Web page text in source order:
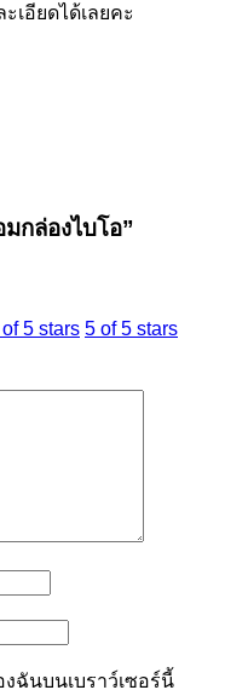
เอียดได้เลยคะ
กล่องไบโอ”
5 stars 5 of 5 stars
ฉันบนเบราว์เซอร์นี้